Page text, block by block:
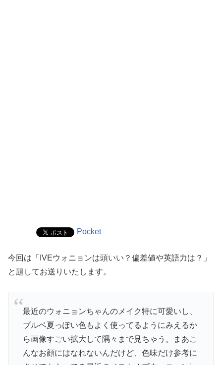
Pocket
今回は「IVEウォニョンは頭いい？偏差値や英語力は？」
と題してお送りいたします。
最近のウォニョンちゃんのメイク特に可愛いし、
ブルベ夏っぽい色もよく使ってるようにみえるか
ら画像すごい拡大して隅々まで見ちゃう。まあこ
んなお顔にはなれないんだけど、色味だけ参考に